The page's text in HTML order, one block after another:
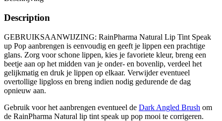
Description
GEBRUIKSAANWIJZING: RainPharma Natural Lip Tint Speak
up Pop aanbrengen is eenvoudig en geeft je lippen een prachtige
glans. Zorg voor schone lippen, kies je favoriete kleur, breng een
beetje aan op het midden van je onder- en bovenlip, verdeel het
gelijkmatig en druk je lippen op elkaar. Verwijder eventueel
overtollige lipgloss en breng indien nodig gedurende de dag
opnieuw aan.
Gebruik voor het aanbrengen eventueel de Dark Angled Brush om
de RainPharma Natural lip tint speak up pop mooi te corrigeren.